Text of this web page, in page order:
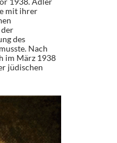
mit ihrer
des
Nach
im März 1938
jüdischen